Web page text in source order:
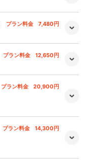
プラン料金 7,480円
プラン料金 12,650円
プラン料金 20,900円
プラン料金 14,300円